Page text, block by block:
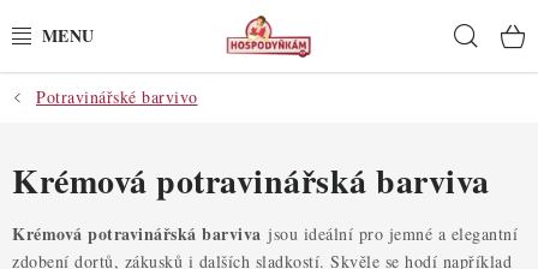
na
POTŘEBY
POMŮCKY
SUROVINY
Potravinářské barvivo
Krémová potravinářská barviva
Krémová potravinářská barviva jsou ideální pro jemné a elegantní
zdobení dortů, zákusků i dalších sladkostí. Skvěle se hodí například